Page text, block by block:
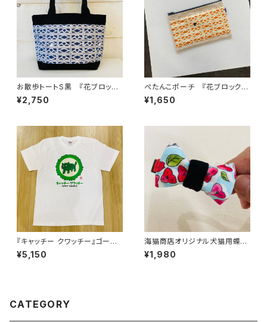
お散歩トートS黒 『花ブロック
と猫（夜）』
¥2,750
ぺたんこポーチ 『花ブロックと
猫（夕焼け）』
¥1,650
『キャッチー クワッチー』ゴーヤ
ーのゴーちゃん白Tシャツ
¥5,150
海猫商店オリジナル犬猫用蝶ネ
クタイ(ブーゲン水色)
¥1,980
CATEGORY